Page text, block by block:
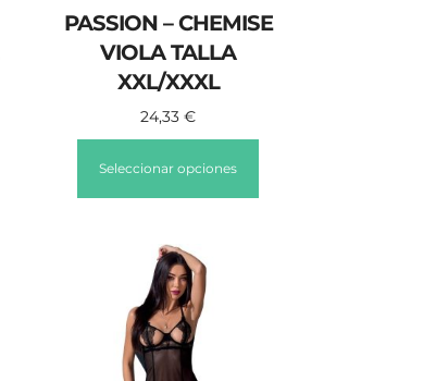
PASSION – CHEMISE
VIOLA TALLA
XXL/XXXL
24,33€
Seleccionar opciones